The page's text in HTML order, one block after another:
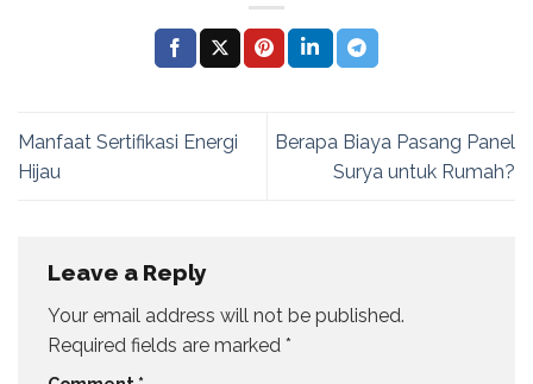
Manfaat Sertifikasi Energi
Hijau
Berapa Biaya Pasang Panel
Surya untuk Rumah?
Leave a Reply
Your email address will not be published.
Required fields are marked *